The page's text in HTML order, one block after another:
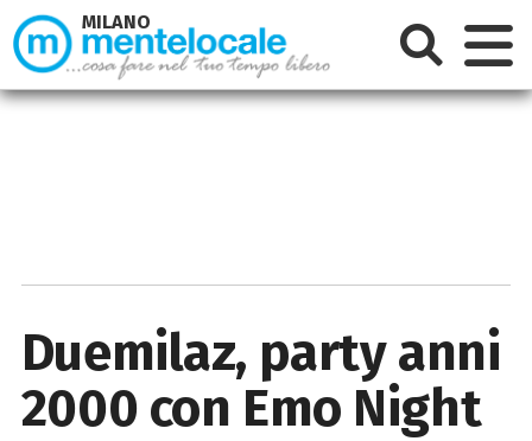
Duemilaz, party anni
2000 con Emo Night
MILANO